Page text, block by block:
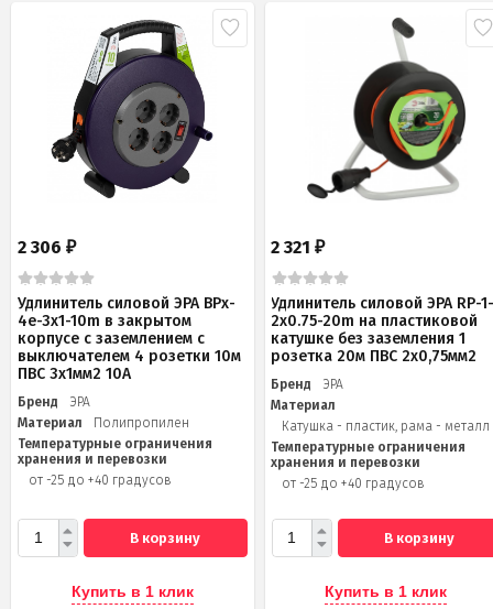
2 306 ₽
Удлинитель силовой ЭРА BPx-
4e-3x1-10m в закрытом
корпусе с заземлением с
выключателем 4 розетки 10м
ПВС 3x1мм2 10А
Бренд
ЭРА
Материал
Полипропилен
Температурные ограничения
хранения и перевозки
от -25 до +40 градусов
В корзину
Купить в 1 клик
2 321₽
Удлинитель силовой ЭРА RP-
2x0.75-20m на пластиковой
катушке без заземления 1
розетка 20м ПВС 2х0,75мм2
Бренд
ЭРА
Материал
Катушка - пластик, рама - металл
Температурные ограничения
хранения и перевозки
от -25 до +40 градусов
В корзину
Купить в 1 клик